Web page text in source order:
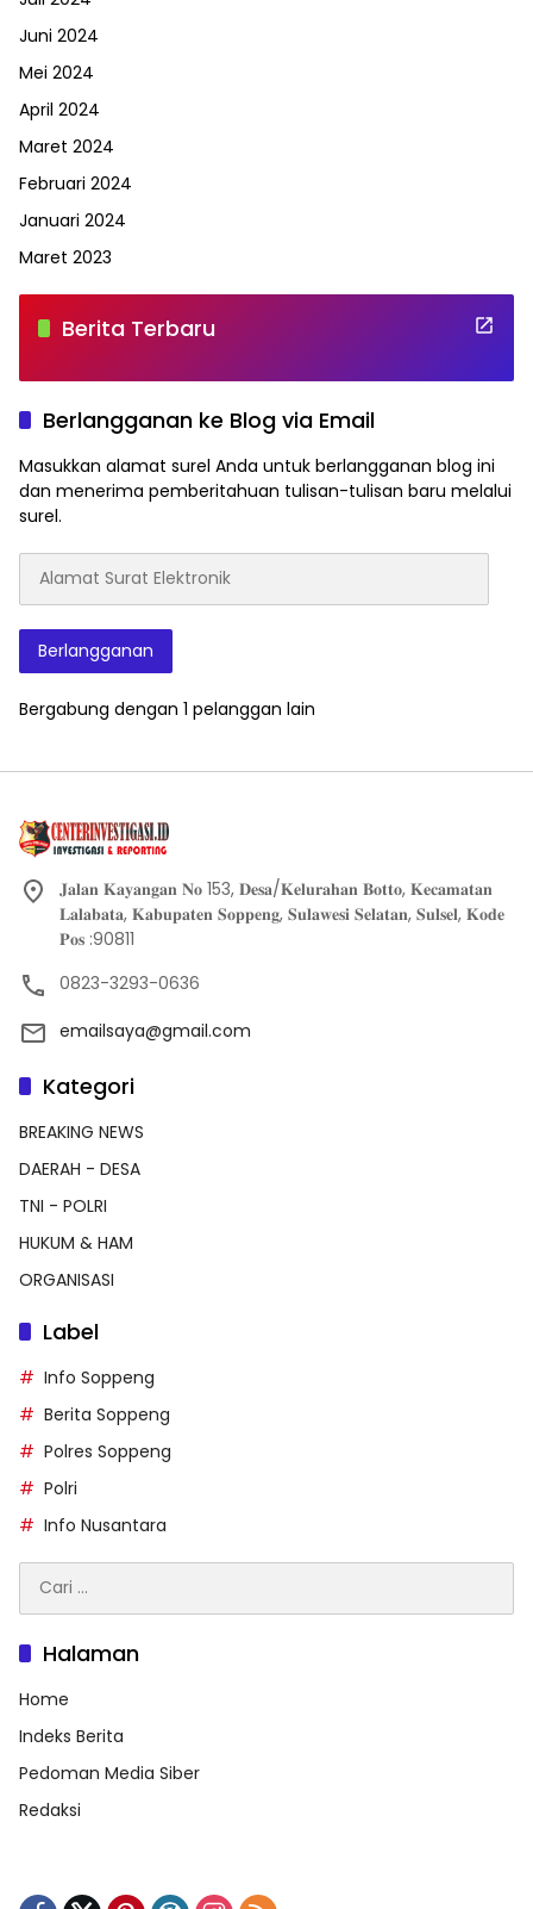
Juni 2024
Mei 2024
April 2024
Maret 2024
Februari 2024
Januari 2024
Maret 2023
Berita Terbaru
Berlangganan ke Blog via Email
Masukkan alamat surel Anda untuk berlangganan blog ini
dan menerima pemberitahuan tulisan-tulisan baru melalui
surel.
Surat
Elektronik
Berlangganan
Bergabung dengan 1 pelanggan lain
𝐉𝐚𝐥𝐚𝐧 𝐊𝐚𝐲𝐚𝐧𝐠𝐚𝐧 𝐍𝐨 153, 𝐃𝐞𝐬𝐚/𝐊𝐞𝐥𝐮𝐫𝐚𝐡𝐚𝐧 𝐁𝐨𝐭𝐭𝐨, 𝐊𝐞𝐜𝐚𝐦𝐚𝐭𝐚𝐧
𝐋𝐚𝐥𝐚𝐛𝐚𝐭𝐚, 𝐊𝐚𝐛𝐮𝐩𝐚𝐭𝐞𝐧 𝐒𝐨𝐩𝐩𝐞𝐧𝐠, 𝐒𝐮𝐥𝐚𝐰𝐞𝐬𝐢 𝐒𝐞𝐥𝐚𝐭𝐚𝐧, 𝐒𝐮𝐥𝐬𝐞𝐥, 𝐊𝐨𝐝𝐞
𝐏𝐨𝐬 :90811
0823-3293-0636
emailsaya@gmail.com
Kategori
BREAKING NEWS
DAERAH - DESA
TNI - POLRI
HUKUM & HAM
ORGANISASI
Label
Info Soppeng
Berita Soppeng
Polres Soppeng
Polri
Info Nusantara
untuk:
Halaman
Home
Indeks Berita
Pedoman Media Siber
Redaksi